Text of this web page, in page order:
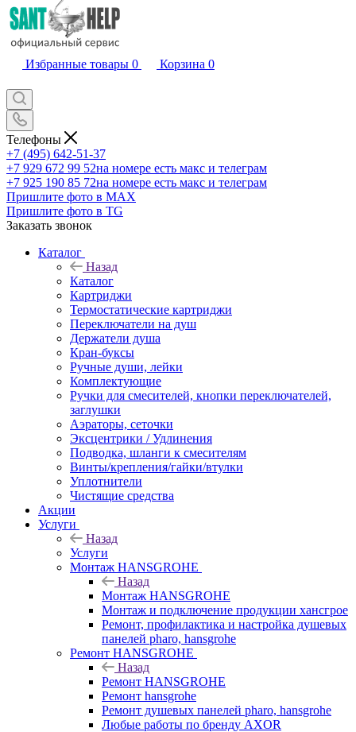
Избранные товары 0 Корзина 0
Телефоны
+7 (495) 642-51-37
+7 929 672 99 52на номере есть макс и телеграм
+7 925 190 85 72на номере есть макс и телеграм
Пришлите фото в MAX
Пришлите фото в TG
Заказать звонок
Каталог
Назад
Каталог
Картриджи
Термостатические картриджи
Переключатели на душ
Держатели душа
Кран-буксы
Ручные души, лейки
Комплектующие
Ручки для смесителей, кнопки переключателей,
заглушки
Аэраторы, сеточки
Эксцентрики / Удлинения
Подводка, шланги к смесителям
Винты/крепления/гайки/втулки
Уплотнители
Чистящие средства
Акции
Услуги
Назад
Услуги
Монтаж HANSGROHE
Назад
Монтаж HANSGROHE
Монтаж и подключение продукции хансгрое
Ремонт, профилактика и настройка душевых
панелей pharo, hansgrohe
Ремонт HANSGROHE
Назад
Ремонт HANSGROHE
Ремонт hansgrohe
Ремонт душевых панелей pharo, hansgrohe
Любые работы по бренду AXOR